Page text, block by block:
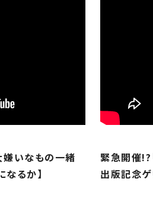
嫌いなもの一緒
なるか】
緊急開催!?
出版記念